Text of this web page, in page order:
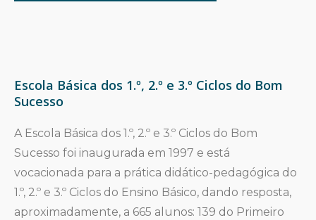
Escola Básica dos 1.º, 2.º e 3.º Ciclos do Bom
Sucesso
A Escola Básica dos 1.º, 2.º e 3.º Ciclos do Bom
Sucesso foi inaugurada em 1997 e está
vocacionada para a prática didático-pedagógica do
1.º, 2.º e 3.º Ciclos do Ensino Básico, dando resposta,
aproximadamente, a 665 alunos: 139 do Primeiro